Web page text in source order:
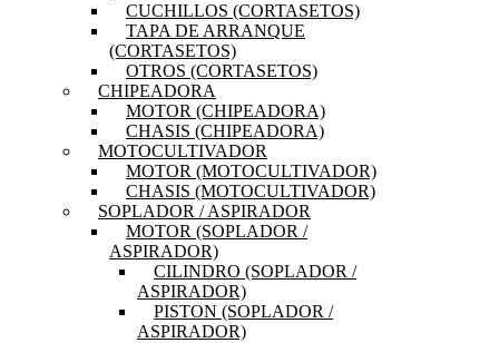
CUCHILLOS (CORTASETOS)
TAPA DE ARRANQUE
(CORTASETOS)
OTROS (CORTASETOS)
CHIPEADORA
MOTOR (CHIPEADORA)
CHASIS (CHIPEADORA)
MOTOCULTIVADOR
MOTOR (MOTOCULTIVADOR)
CHASIS (MOTOCULTIVADOR)
SOPLADOR / ASPIRADOR
MOTOR (SOPLADOR /
ASPIRADOR)
CILINDRO (SOPLADOR /
ASPIRADOR)
PISTON (SOPLADOR /
ASPIRADOR)